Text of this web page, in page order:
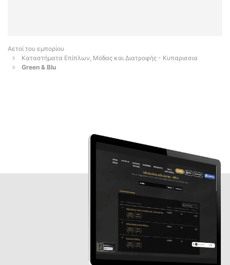
Αετοί του εμπορίου
Καταστήματα Επίπλων, Μόδας και Διατροφής - Κυπαρισσια
Green & Blu